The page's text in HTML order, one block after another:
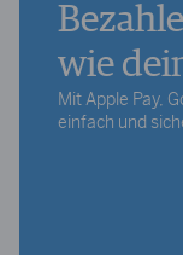
wie
Mit Apple Pay,
einfach und